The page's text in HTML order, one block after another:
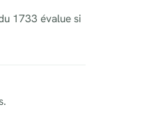
1733 évalue si